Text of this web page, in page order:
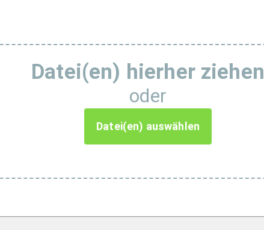
Datei(en) hierher ziehen
oder
Datei(en) auswählen